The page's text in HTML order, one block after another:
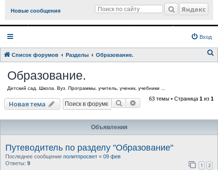
Новые сообщения Яндекс
Вход
Список форумов Разделы Образование.
Образование.
Детский сад. Школа. Вуз. Программы, учитель, ученик, учебники ...
Новая тема Поиск Расширенный поиск
63 темы • Страница 1 из 1
Объявления
Путеводитель по разделу "Образование"
Последнее сообщение политпросвет « 09 фев
Ответы: 9 1 2